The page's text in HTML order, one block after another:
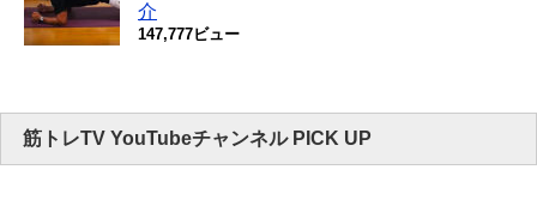
介
147,777ビュー
筋トレTV YouTubeチャンネル PICK UP